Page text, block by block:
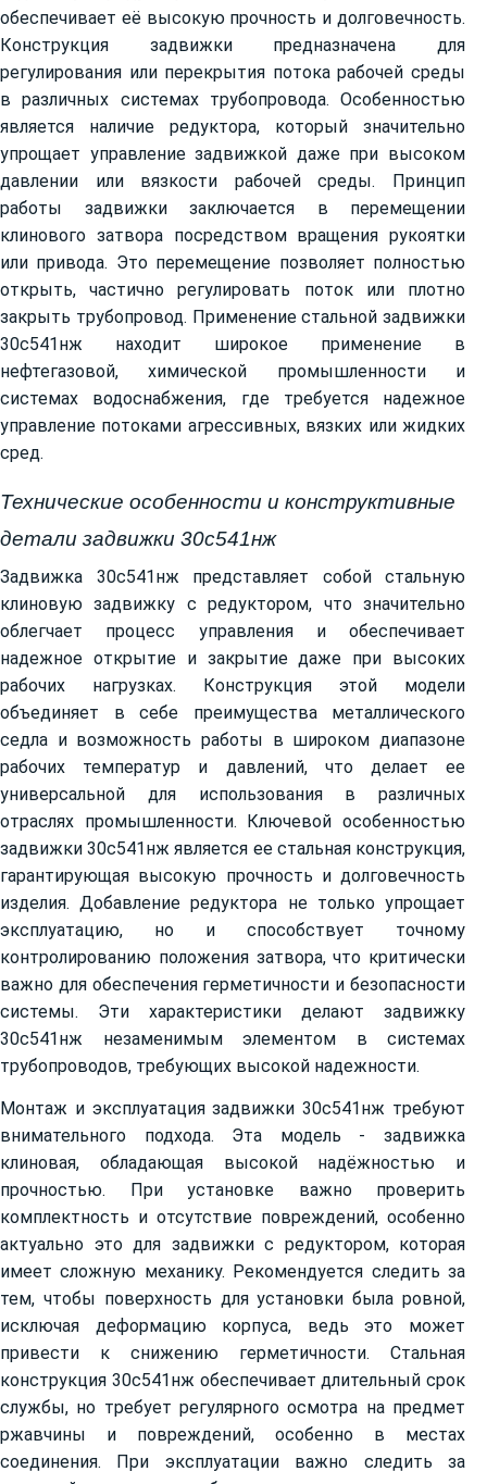
обеспечивает её высокую прочность и долговечность.
Конструкция задвижки предназначена для
регулирования или перекрытия потока рабочей среды
в различных системах трубопровода. Особенностью
является наличие редуктора, который значительно
упрощает управление задвижкой даже при высоком
давлении или вязкости рабочей среды. Принцип
работы задвижки заключается в перемещении
клинового затвора посредством вращения рукоятки
или привода. Это перемещение позволяет полностью
открыть, частично регулировать поток или плотно
закрыть трубопровод. Применение стальной задвижки
30с541нж находит широкое применение в
нефтегазовой, химической промышленности и
системах водоснабжения, где требуется надежное
управление потоками агрессивных, вязких или жидких
сред.
Технические особенности и конструктивные
детали задвижки 30с541нж
Задвижка 30с541нж представляет собой стальную
клиновую задвижку с редуктором, что значительно
облегчает процесс управления и обеспечивает
надежное открытие и закрытие даже при высоких
рабочих нагрузках. Конструкция этой модели
объединяет в себе преимущества металлического
седла и возможность работы в широком диапазоне
рабочих температур и давлений, что делает ее
универсальной для использования в различных
отраслях промышленности. Ключевой особенностью
задвижки 30с541нж является ее стальная конструкция,
гарантирующая высокую прочность и долговечность
изделия. Добавление редуктора не только упрощает
эксплуатацию, но и способствует точному
контролированию положения затвора, что критически
важно для обеспечения герметичности и безопасности
системы. Эти характеристики делают задвижку
30с541нж незаменимым элементом в системах
трубопроводов, требующих высокой надежности.
Монтаж и эксплуатация задвижки 30с541нж требуют
внимательного подхода. Эта модель - задвижка
клиновая, обладающая высокой надёжностью и
прочностью. При установке важно проверить
комплектность и отсутствие повреждений, особенно
актуально это для задвижки с редуктором, которая
имеет сложную механику. Рекомендуется следить за
тем, чтобы поверхность для установки была ровной,
исключая деформацию корпуса, ведь это может
привести к снижению герметичности. Стальная
конструкция 30с541нж обеспечивает длительный срок
службы, но требует регулярного осмотра на предмет
ржавчины и повреждений, особенно в местах
соединения. При эксплуатации важно следить за